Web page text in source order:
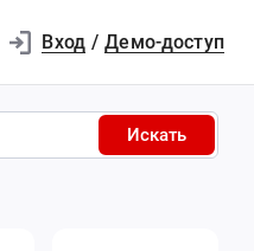
Вход / Демо-доступ
Искать